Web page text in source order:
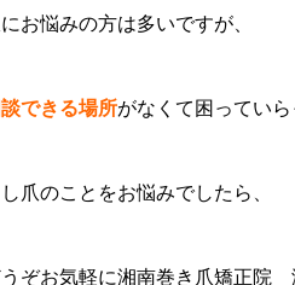
お悩みの方は多いですが、
できる場所がなくて困っていら
爪のことをお悩みでしたら、
ぞお気軽に湘南巻き爪矯正院